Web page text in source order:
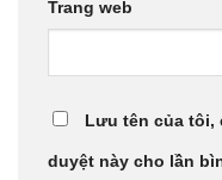
Trang web
Lưu tên của tôi,
duyệt này cho lần